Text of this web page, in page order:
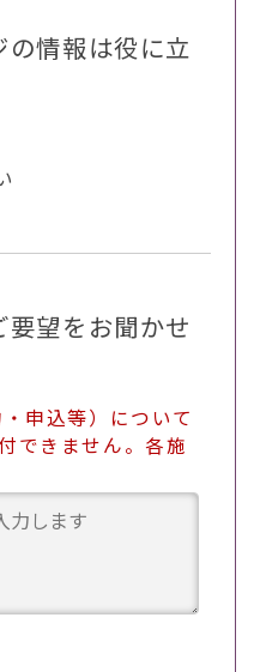
情報は役に立
望をお聞かせ
申込等）について
できません。各施